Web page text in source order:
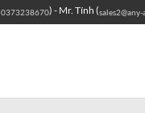
0373238670) - Mr. Tính (